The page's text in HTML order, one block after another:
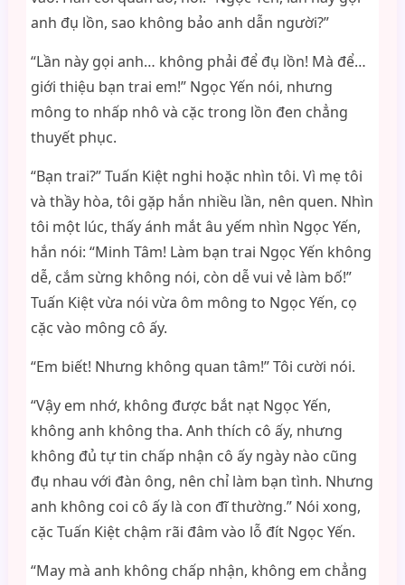
anh đụ lồn, sao không bảo anh dẫn người?”
“Lần này gọi anh… không phải để đụ lồn! Mà để…
giới thiệu bạn trai em!” Ngọc Yến nói, nhưng
mông to nhấp nhô và cặc trong lồn đen chẳng
thuyết phục.
“Bạn trai?” Tuấn Kiệt nghi hoặc nhìn tôi. Vì mẹ tôi
và thầy hòa, tôi gặp hắn nhiều lần, nên quen. Nhìn
tôi một lúc, thấy ánh mắt âu yếm nhìn Ngọc Yến,
hắn nói: “Minh Tâm! Làm bạn trai Ngọc Yến không
dễ, cắm sừng không nói, còn dễ vui vẻ làm bố!”
Tuấn Kiệt vừa nói vừa ôm mông to Ngọc Yến, cọ
cặc vào mông cô ấy.
“Em biết! Nhưng không quan tâm!” Tôi cười nói.
“Vậy em nhớ, không được bắt nạt Ngọc Yến,
không anh không tha. Anh thích cô ấy, nhưng
không đủ tự tin chấp nhận cô ấy ngày nào cũng
đụ nhau với đàn ông, nên chỉ làm bạn tình. Nhưng
anh không coi cô ấy là con đĩ thường.” Nói xong,
cặc Tuấn Kiệt chậm rãi đâm vào lỗ đít Ngọc Yến.
“May mà anh không chấp nhận, không em chẳng